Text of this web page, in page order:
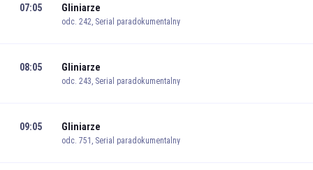
07:05 Gliniarze
odc. 242, Serial paradokumentalny
08:05 Gliniarze
odc. 243, Serial paradokumentalny
09:05 Gliniarze
odc. 751, Serial paradokumentalny